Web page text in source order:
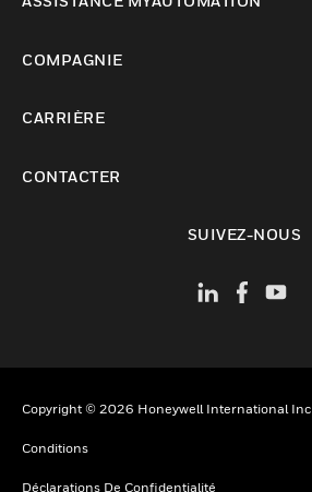
COMPAGNIE
CARRIÈRE
CONTACTER
SUIVEZ-NOUS
Copyright © 2026 Honeywell International Inc
Conditions
Déclarations De Confidentialité